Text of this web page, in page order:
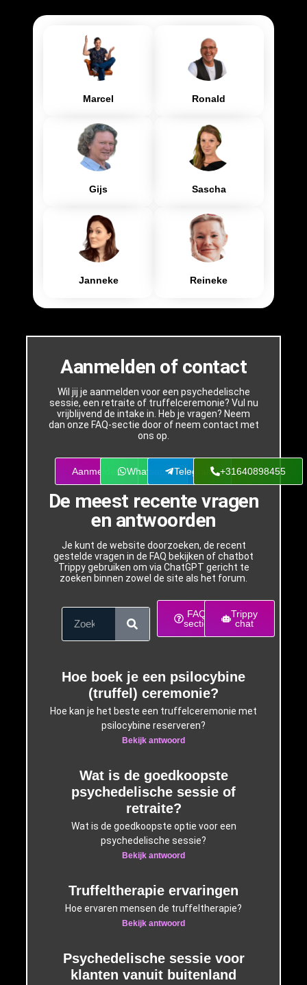
Marcel Ronald
Gijs Sascha
Janneke Reineke
Aanmelden of contact
Wil jij je aanmelden voor een psychedelische
sessie, een retraite of truffelceremonie? Vul nu
vrijblijvend de intake in. Heb je vragen? Neem
dan onze FAQ-sectie door of neem contact met
ons op.
Aanmelden Whatsapp Telegram +31640898455
De meest recente vragen
en antwoorden
Je kunt de website doorzoeken, de recent
gestelde vragen in de FAQ bekijken of chatbot
Trippy gebruiken om via ChatGPT gericht te
zoeken binnen zowel de site als het forum.
FAQ
sectie
Trippy
chat
Hoe boek je een psilocybine
(truffel) ceremonie?
Hoe kan je het beste een truffelceremonie met
psilocybine reserveren?
Bekijk antwoord
Wat is de goedkoopste
psychedelische sessie of
retraite?
Wat is de goedkoopste optie voor een
psychedelische sessie?
Bekijk antwoord
Truffeltherapie ervaringen
Hoe ervaren mensen de truffeltherapie?
Bekijk antwoord
Psychedelische sessie voor
klanten vanuit buitenland